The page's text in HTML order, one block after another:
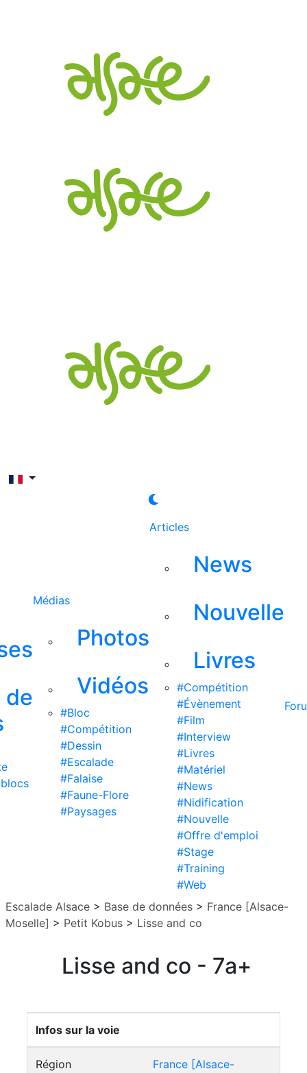
de
Médias
Photos
Vidéos
#Bloc
#Compétition
#Dessin
#Escalade
#Falaise
#Faune-Flore
#Paysages
Articles
News
Nouvelle
Livres
#Compétition
#Évènement
#Film
#Interview
#Livres
#Matériel
#News
#Nidification
#Nouvelle
#Offre d'emploi
#Stage
#Training
#Web
Escalade Alsace > Base de données > France [Alsace-
Moselle] > Petit Kobus > Lisse and co
Lisse and co - 7a+
Infos sur la voie
Région
France [Alsace-